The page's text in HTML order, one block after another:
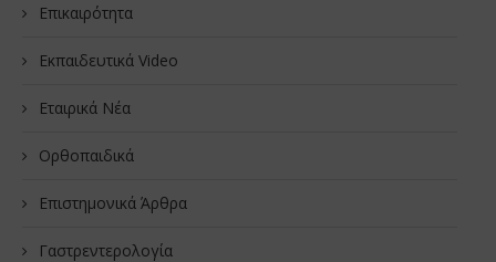
Επικαιρότητα
Εκπαιδευτικά Video
Εταιρικά Νέα
Oρθοπαιδικά
Επιστημονικά Άρθρα
Γαστρεντερολογία